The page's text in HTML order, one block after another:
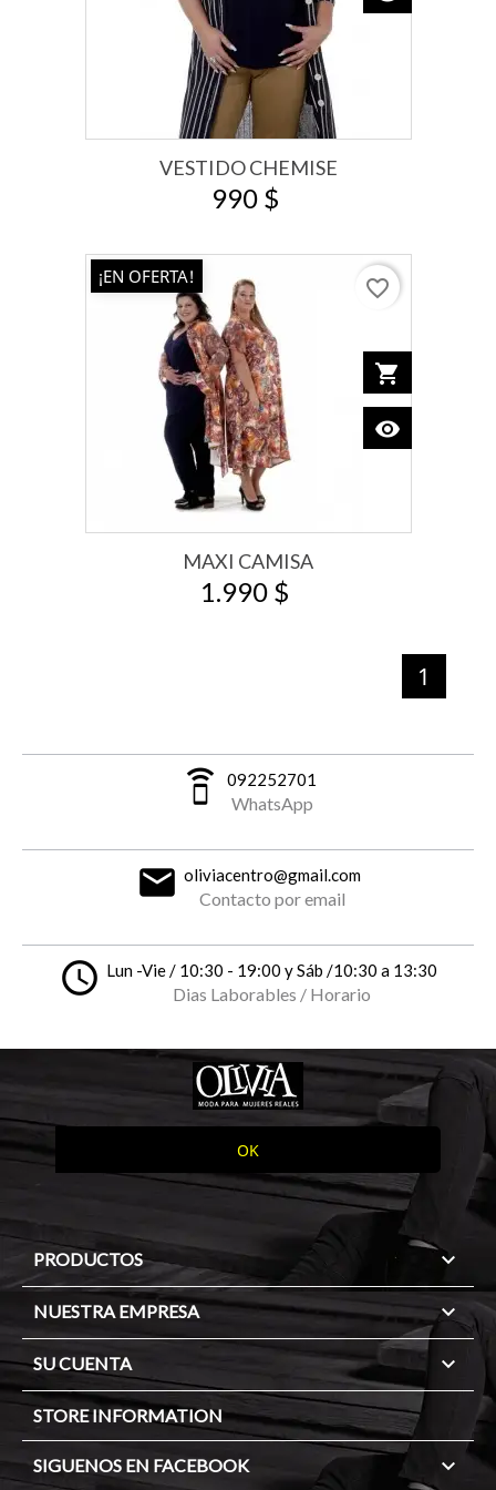
VESTIDO CHEMISE
990 $
¡EN OFERTA!
MAXI CAMISA
1.990 $
shopping_cart
visibility
favorite_border
1
speaker_phone 092252701
WhatsApp
email oliviacentro@gmail.com
Contacto por email
access_time Lun -Vie / 10:30 - 19:00 y Sáb /10:30 a 13:30
Dias Laborables / Horario
PRODUCTOS 
NUESTRA EMPRESA 
SU CUENTA 
STORE INFORMATION
SIGUENOS EN FACEBOOK 